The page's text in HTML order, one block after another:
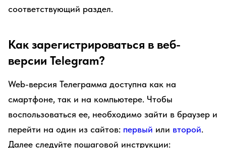
соответствующий раздел.
Как зарегистрироваться в веб-
версии Telegram?
Web-версия Телеграмма доступна как на
смартфоне, так и на компьютере. Чтобы
воспользоваться ее, необходимо зайти в браузер и
перейти на один из сайтов: первый или второй.
Далее следуйте пошаговой инструкции: